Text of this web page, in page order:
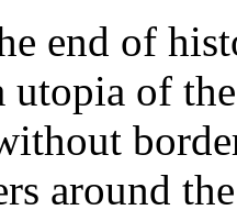
end of
utopia of
around